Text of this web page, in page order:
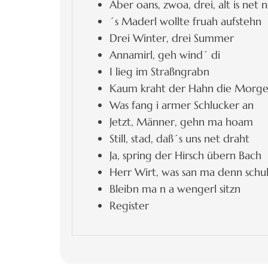
Aber oans, zwoa, drei, alt is net
´s Maderl wollte fruah aufstehn
Drei Winter, drei Summer
Annamirl, geh wind´ di
I lieg im Straßngrabn
Kaum kraht der Hahn die
Was fang i armer Schlucker an
Jetzt, Männer, gehn ma hoam
Still, stad, daß´s uns net draht
Ja, spring der Hirsch übern Bach
Herr Wirt, was san ma denn
Bleibn ma n a wengerl sitzn
Register